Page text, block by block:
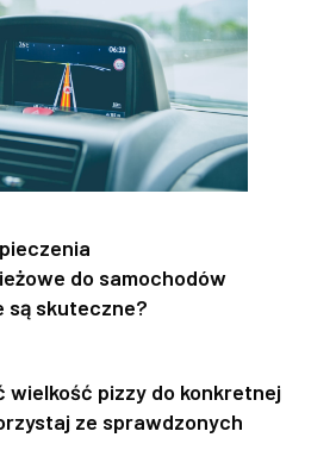
do samochodów
są skuteczne?
wielkość pizzy do konkretnej
ze sprawdzonych